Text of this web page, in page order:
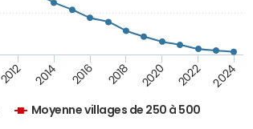
Moyenne villages de 250 à 500
2012 2014 2016 2018 2020 2022 2024